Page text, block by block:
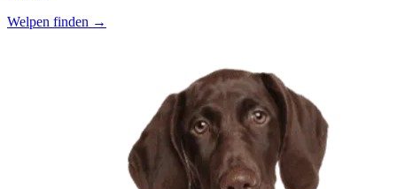
Welpen finden →